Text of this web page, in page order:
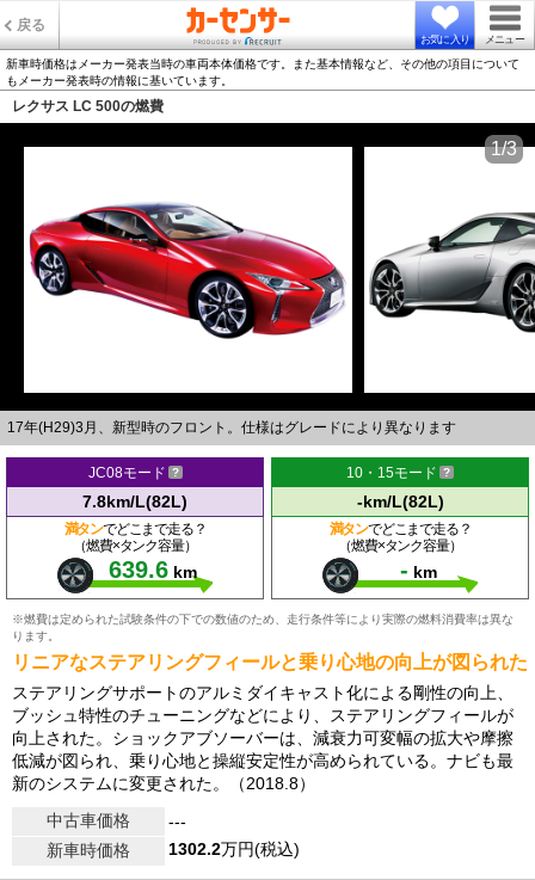
戻る
お気に入り メニュー
新車時価格はメーカー発表当時の車両本体価格です。また基本情報など、その他の項目について
もメーカー発表時の情報に基いています。
レクサス LC 500の燃費
17年(H29)3月、新型時のフロント。仕様はグレードにより異なります
1/3
JC08モード
7.8km/L(82L)
満タンでどこまで走る？
（燃費×タンク容量）
639.6 km
10・15モード
-km/L(82L)
満タンでどこまで走る？
（燃費×タンク容量）
- km
※燃費は定められた試験条件の下での数値のため、走行条件等により実際の燃料消費率は異な
ります。
リニアなステアリングフィールと乗り心地の向上が図られた
ステアリングサポートのアルミダイキャスト化による剛性の向上、
ブッシュ特性のチューニングなどにより、ステアリングフィールが
向上された。ショックアブソーバーは、減衰力可変幅の拡大や摩擦
低減が図られ、乗り心地と操縦安定性が高められている。ナビも最
新のシステムに変更された。（2018.8）
中古車価格
---
新車時価格
1302.2万円(税込)